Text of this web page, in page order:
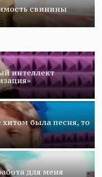
свинины
интеллект
была песня, то
для меня